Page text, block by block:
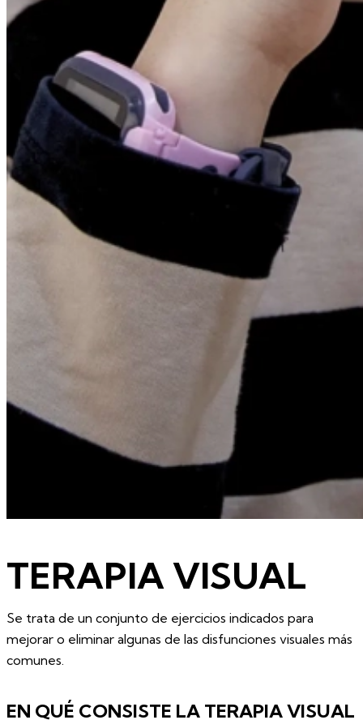
TERAPIA VISUAL
Se trata de un conjunto de ejercicios indicados para
mejorar o eliminar algunas de las disfunciones visuales más
comunes.
EN QUÉ CONSISTE LA TERAPIA VISUAL